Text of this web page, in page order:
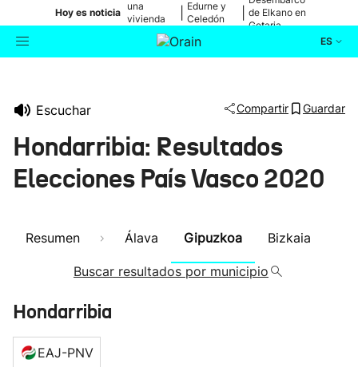
Hoy es noticia
una
vivienda
de Bilbao
Edurne y
Celedón
de Elkano en
Getaria
ES
Cultura
Escuchar Compartir Guardar
Hondarribia: Resultados
Elecciones País Vasco 2020
Resumen Álava Gipuzkoa Bizkaia
Buscar resultados por municipio
Hondarribia
EAJ-PNV